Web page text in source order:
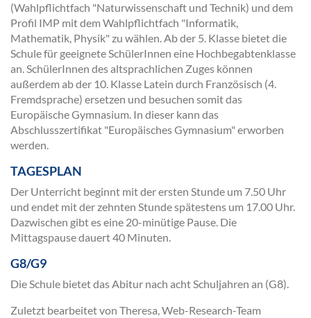
(Wahlpflichtfach "Naturwissenschaft und Technik) und dem
Profil IMP mit dem Wahlpflichtfach "Informatik,
Mathematik, Physik" zu wählen. Ab der 5. Klasse bietet die
Schule für geeignete SchülerInnen eine Hochbegabtenklasse
an. SchülerInnen des altsprachlichen Zuges können
außerdem ab der 10. Klasse Latein durch Französisch (4.
Fremdsprache) ersetzen und besuchen somit das
Europäische Gymnasium. In dieser kann das
Abschlusszertifikat "Europäisches Gymnasium" erworben
werden.
TAGESPLAN
Der Unterricht beginnt mit der ersten Stunde um 7.50 Uhr
und endet mit der zehnten Stunde spätestens um 17.00 Uhr.
Dazwischen gibt es eine 20-minütige Pause. Die
Mittagspause dauert 40 Minuten.
G8/G9
Die Schule bietet das Abitur nach acht Schuljahren an (G8).
Zuletzt bearbeitet von Theresa, Web-Research-Team